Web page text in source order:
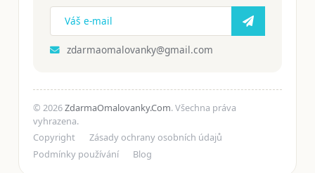
zdarmaomalovanky@gmail.com
© 2026ZdarmaOmalovanky.Com. Všechna práva
vyhrazena.
Copyright
Zásady ochrany osobních údajů
Podmínky používání
Blog